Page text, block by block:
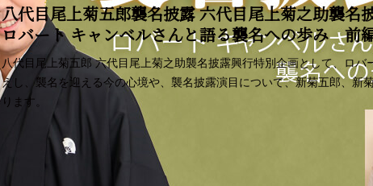
八代目尾上菊五郎襲名披露 六代目尾上菊之助襲名披
ロバート キャンベルさんと語る襲名への歩み 前
八代目尾上菊五郎 六代目尾上菊之助襲名披露興行特別企画として、ロバ
えし、襲名を迎える今の心境や、襲名披露演目について、新菊五郎、新
ります。